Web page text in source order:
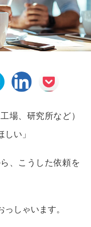
場、研究所など）
い」
、こうした依頼を
しゃいます。